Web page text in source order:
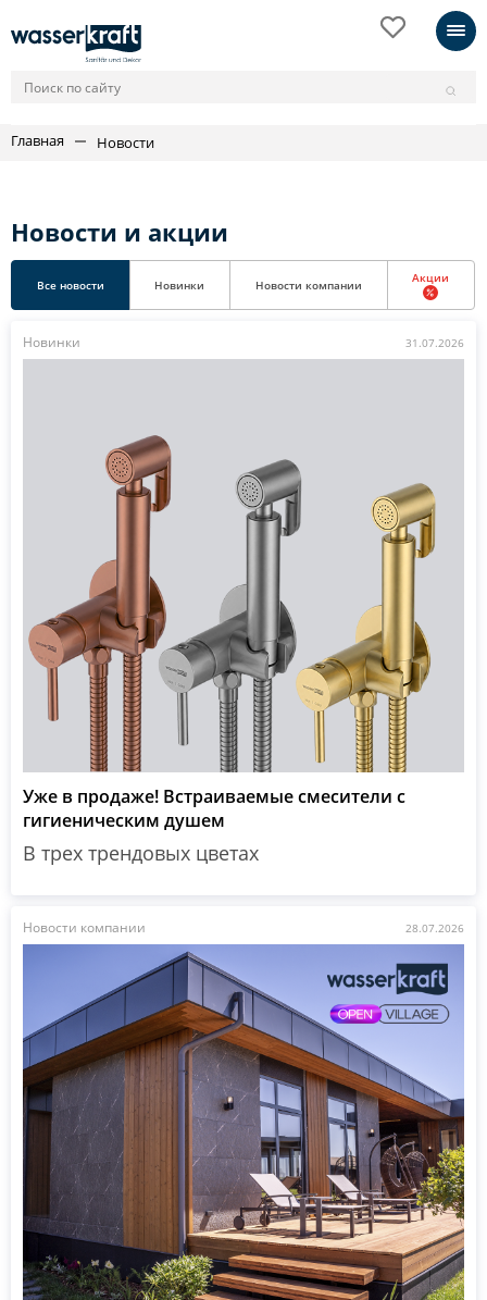
Главная Новости
Новости и акции
Все новости Новинки Новости компании Акции
Новинки 31.07.2026
Уже в продаже! Встраиваемые смесители с
гигиеническим душем
В трех трендовых цветах
Новости компании 28.07.2026